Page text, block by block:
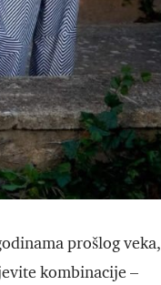
prošlog veka,
kombinacije –